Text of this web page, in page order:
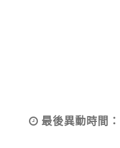
最後異動時間：